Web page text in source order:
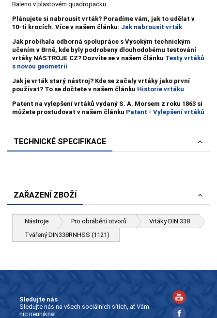
Baleno v plastovém quadropacku
Plánujete si nabrousit vrták? Poradíme vám, jak to udělat v
10-ti krocích. Více v našem článku: Jak nabrousit vrták
Jak probíhala odborná spolupráce s Vysokým technickým
učením v Brně, kde byly podrobeny dlouhodobému testování
vrtáky NÁSTROJE CZ? Dozvíte se v našem článku Testy vrtáků
s novou geometrií
Jak je vrták starý nástroj? Kde se začaly vrtáky jako první
používat? To se dočtete v našem článku Historie vrtáku
Patent na vylepšení vrtáků vydaný S. A. Morsem z roku 1863 si
můžete prostudovat v našem článku Patent - Vylepšení vrtáků
TECHNICKÉ SPECIFIKACE
ZAŘAZENÍ ZBOŽÍ
Nástroje Pro obrábění otvorů
Vrtáky DIN 338
Tvářený DIN338RNHSS (1121)
Sledujte nás
Sledujte nás na všech sociálních sítích, ať Vám
nic neunikne!